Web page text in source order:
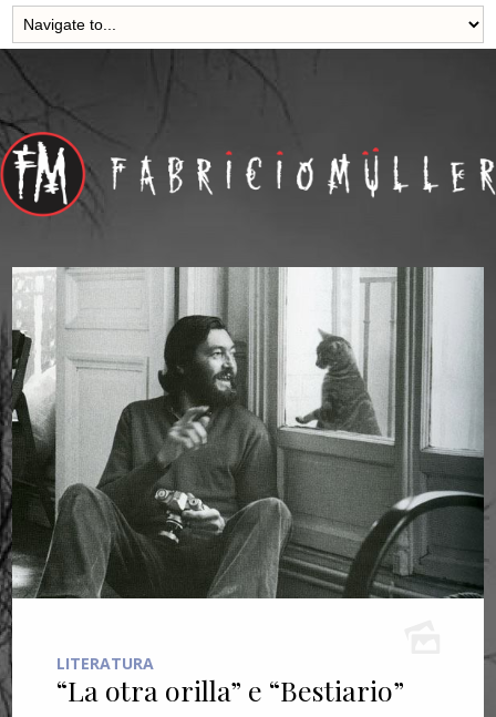
LITERATURA
“La otra orilla” e “Bestiario”